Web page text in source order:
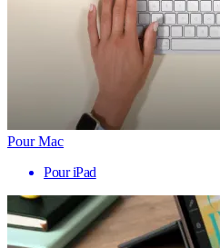
Pour Mac
Pour iPad